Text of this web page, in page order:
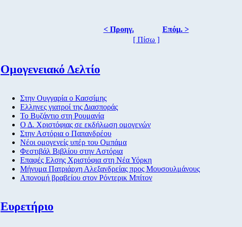
< Προηγ.
Επόμ. >
[ Πίσω ]
Ομογενειακό Δελτίο
Στην Ουγγαρία ο Κασσίμης
Ελληνες γιατροί της Διασποράς
Το Βυζάντιο στη Ρουμανία
Ο Δ. Χριστόφιας σε εκδήλωση ομογενών
Στην Αστόρια ο Παπανδρέου
Nέοι ομογενείς υπέρ του Ομπάμα
Φεστιβάλ Βιβλίου στην Αστόρια
Επαφές Ελσης Χριστόφια στη Νέα Υόρκη
Μήνυμα Πατριάρχη Αλεξανδρείας προς Μουσουλμάνους
Απονομή βραβείου στον Ρόντερικ Μπίτον
Ευρετήριο